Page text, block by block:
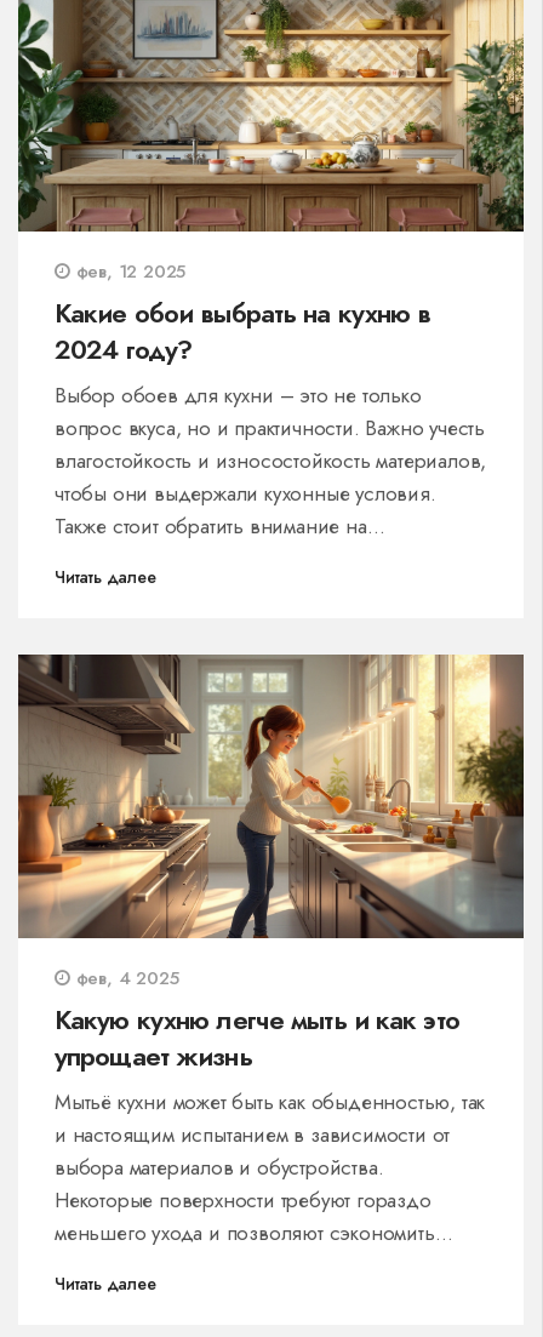
фев, 12 2025
Какие обои выбрать на кухню в
2024 году?
Выбор обоев для кухни – это не только
вопрос вкуса, но и практичности. Важно учесть
влагостойкость и износостойкость материалов,
чтобы они выдержали кухонные условия.
Также стоит обратить внимание на
создать уютный и стильный интерьер. В 2024
простоту ухода за обоями.
Читать далее
фев, 4 2025
Какую кухню легче мыть и как это
упрощает жизнь
Мытьё кухни может быть как обыденностью, так
и настоящим испытанием в зависимости от
выбора материалов и обустройства.
Некоторые поверхности требуют гораздо
меньшего ухода и позволяют сэкономить
как правильно выбрать мебель и из каких
Читать далее